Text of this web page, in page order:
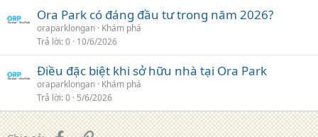
Ora Park có đáng đầu tư trong năm 2026?
oraparklongan Khám phá
Trả lời 0 10/6/2026
Điều đặc biệt khi sở hữu nhà tại Ora Park
oraparklongan Khám phá
Trả lời 0 5/6/2026